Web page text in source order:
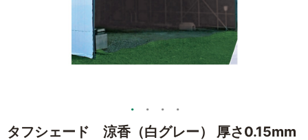
タフシェード 涼香（白グレー） 厚さ0.15mm